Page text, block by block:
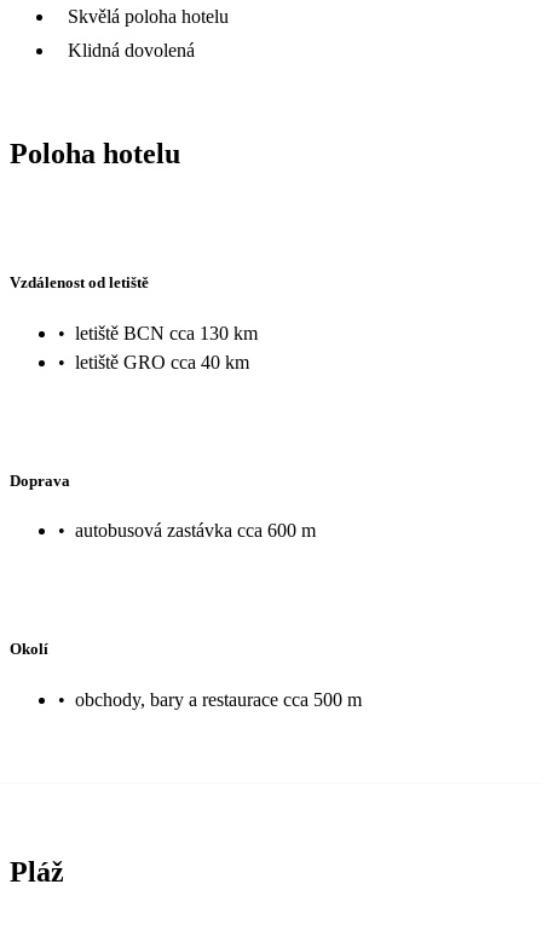
Skvělá poloha hotelu
Klidná dovolená
Poloha hotelu
Vzdálenost od letiště
• letiště BCN cca 130 km
• letiště GRO cca 40 km
Doprava
• autobusová zastávka cca 600 m
Okolí
• obchody, bary a restaurace cca 500 m
Pláž